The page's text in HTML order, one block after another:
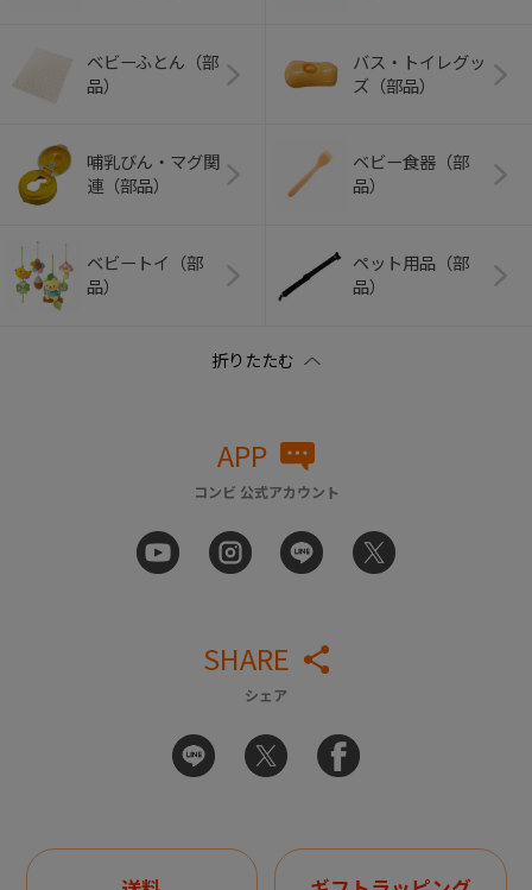
ベビーふとん（部
品）
バス・トイレグッ
ズ（部品）
哺乳びん・マグ関
連（部品）
ベビー食器（部
品）
ベビートイ（部
品）
ペット用品（部
品）
APP
コンビ 公式アカウント
SHARE
シェア